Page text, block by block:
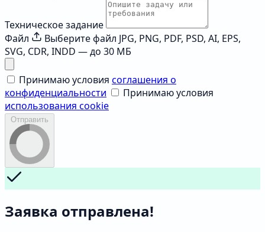
Техническое задание
Файл
Выберите файл JPG, PNG, PDF, PSD, AI, EPS,
SVG, CDR, INDD — до 30 МБ
Принимаю условия соглашения о
конфиденциальности
Принимаю условия
использования cookie
Отправить
Заявка отправлена!